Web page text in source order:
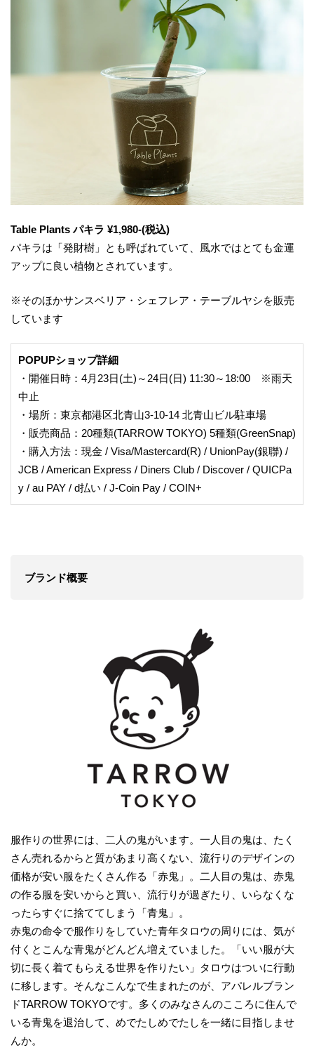
Table Plants パキラ ¥1,980-(税込)
パキラは「発財樹」とも呼ばれていて、風水ではとても金運
アップに良い植物とされています。
※そのほかサンスベリア・シェフレア・テーブルヤシを販売
しています
POPUPショップ詳細
・開催日時：4月23日(土)～24日(日) 11:30～18:00 ※雨天
中止
・場所：東京都港区北青山3-10-14 北青山ビル駐車場
・販売商品：20種類(TARROW TOKYO) 5種類(GreenSnap)
・購入方法：現金 / Visa/Mastercard(R) / UnionPay(銀聯) /
JCB / American Express / Diners Club / Discover / QUICPa
y / au PAY / d払い / J-Coin Pay / COIN+
ブランド概要
服作りの世界には、二人の鬼がいます。一人目の鬼は、たく
さん売れるからと質があまり高くない、流行りのデザインの
価格が安い服をたくさん作る「赤鬼」。二人目の鬼は、赤鬼
の作る服を安いからと買い、流行りが過ぎたり、いらなくな
ったらすぐに捨ててしまう「青鬼」。
赤鬼の命令で服作りをしていた青年タロウの周りには、気が
付くとこんな青鬼がどんどん増えていました。「いい服が大
切に長く着てもらえる世界を作りたい」タロウはついに行動
に移します。そんなこんなで生まれたのが、アパレルブラン
ドTARROW TOKYOです。多くのみなさんのこころに住んで
いる青鬼を退治して、めでたしめでたしを一緒に目指しませ
んか。